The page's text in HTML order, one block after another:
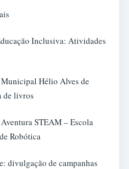
Inclusiva: Atividades
Hélio Alves de
de livros
STEAM – Escola
Robótica
divulgação de campanhas